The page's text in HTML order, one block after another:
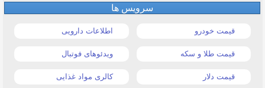
سرویس ها
قیمت خودرو اطلاعات دارویی
قیمت طلا و سکه ویدئوهای فوتبال
قیمت دلار کالری مواد غذایی